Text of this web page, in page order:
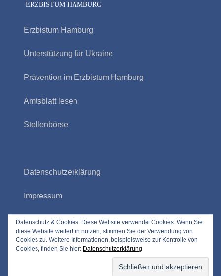
Datenschutz & Cookies: Diese Website verwendet Cookies. Wenn Sie
diese Website weiterhin nutzen, stimmen Sie der Verwendung von
Cookies zu. Weitere Informationen, beispielsweise zur Kontrolle von
Cookies, finden Sie hier: Datenschutzerklärung
ERZBISTUM HAMBURG
Erzbistum Hamburg
Unterstützung für Ukraine
Prävention im Erzbistum Hamburg
Amtsblatt lesen
Stellenbörse
Datenschutzerklärung
Impressum
Bildrechte
Meldestelle gemäß Hinweisgeberschutzgesetz